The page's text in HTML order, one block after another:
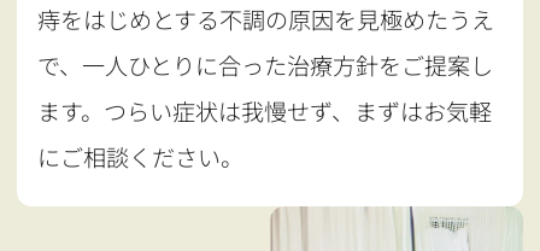
痔をはじめとする不調の原因を見極めたうえ
で、一人ひとりに合った治療方針をご提案し
ます。つらい症状は我慢せず、まずはお気軽
にご相談ください。